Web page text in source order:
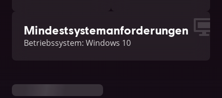
Mindestsystemanforderungen
Betriebssystem: Windows 10